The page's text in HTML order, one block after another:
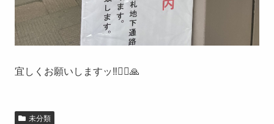
宜しくお願いしますッ‼️🙇‍♀️🙏
未分類